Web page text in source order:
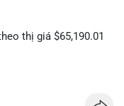
thị giá $65,190.01